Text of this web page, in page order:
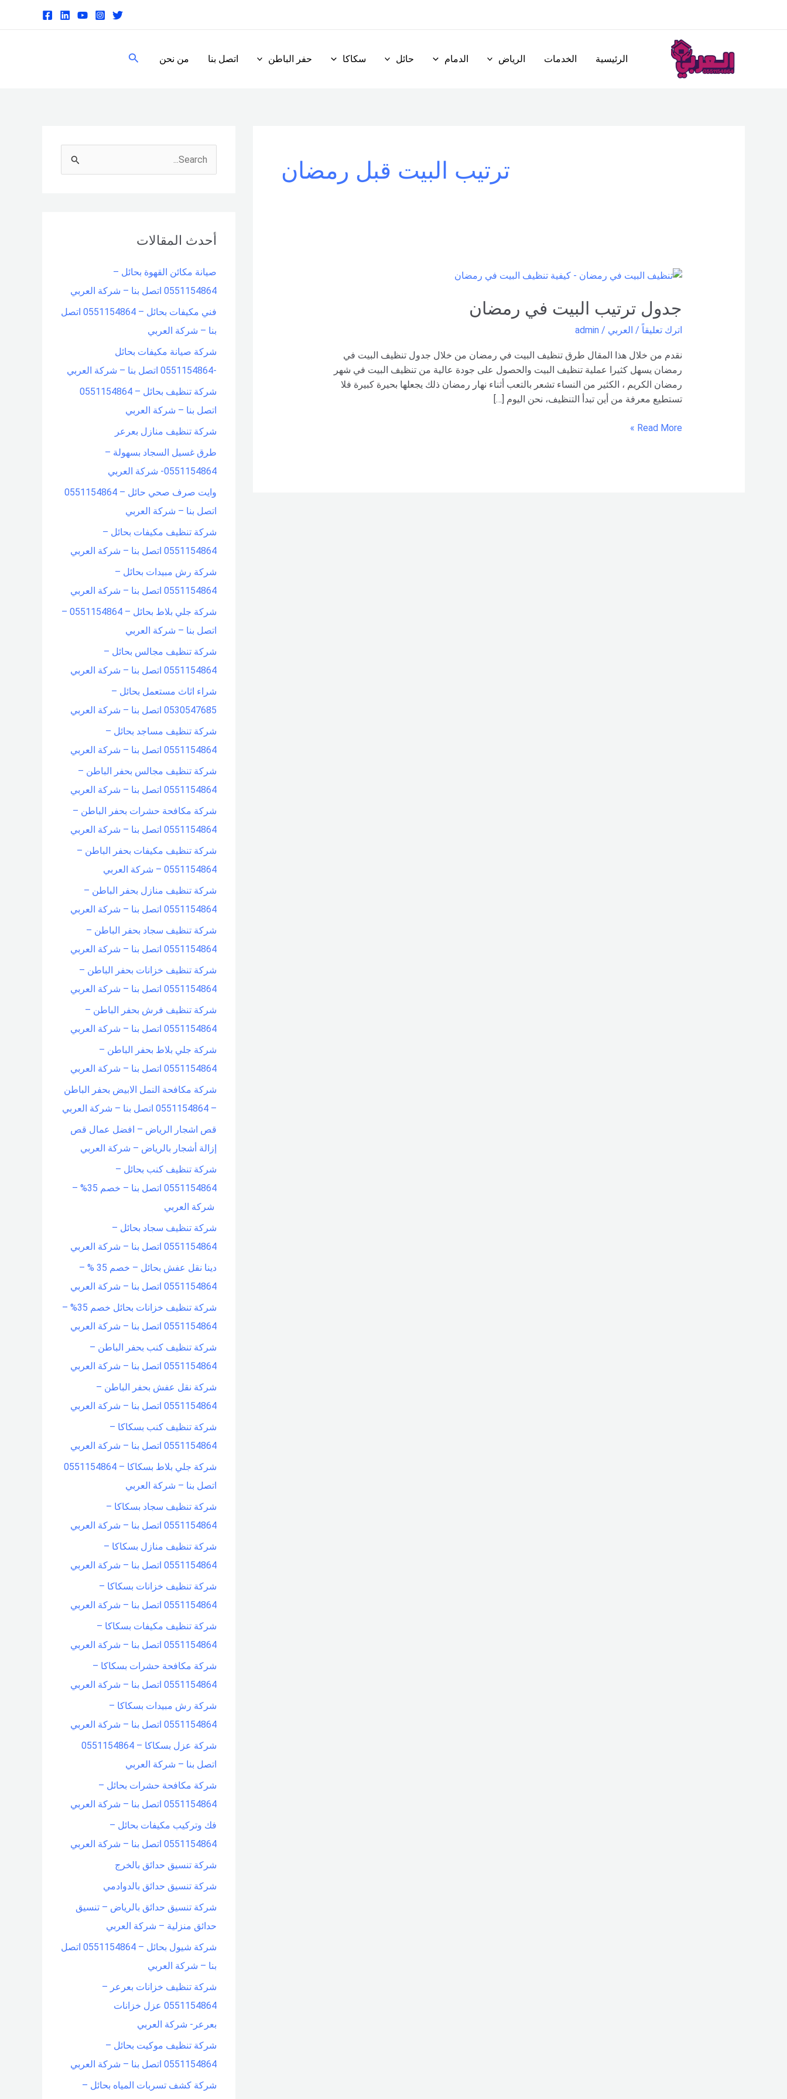
الرئيسية الخدمات الرياض الدمام حائل سكاكا حفر الباطن اتصل بنا من نحن البحث
ترتيب البيت قبل رمضان
جدول ترتيب البيت في رمضان
اترك تعليقاً / العربي /
admin
نقدم من خلال هذا المقال طرق تنظيف البيت في رمضان من خلال جدول تنظيف البيت في
رمضان يسهل كثيرا عملية تنظيف البيت والحصول على جودة عالية من تنظيف البيت في شهر
رمضان الكريم ، الكثير من النساء تشعر بالتعب أثناء نهار رمضان ذلك يجعلها بحيرة كبيرة فلا
تستطيع معرفة من أين تبدأ التنظيف، نحن اليوم […]
جدول
في
رمضان
Read More »
c
f
o
r
:
أحدث المقالات
صيانة مكائن القهوة بحائل –
0551154864 اتصل بنا – شركة العربي
فني مكيفات بحائل – 0551154864 اتصل
بنا – شركة العربي
شركة صيانة مكيفات بحائل
-0551154864 اتصل بنا – شركة العربي
شركة تنظيف بحائل – 0551154864
اتصل بنا – شركة العربي
شركة تنظيف منازل بعرعر
طرق غسيل السجاد بسهولة –
0551154864- شركة العربي
وايت صرف صحي حائل – 0551154864
اتصل بنا – شركة العربي
شركة تنظيف مكيفات بحائل –
0551154864 اتصل بنا – شركة العربي
شركة رش مبيدات بحائل –
0551154864 اتصل بنا – شركة العربي
شركة جلي بلاط بحائل – 0551154864 –
اتصل بنا – شركة العربي
شركة تنظيف مجالس بحائل –
0551154864 اتصل بنا – شركة العربي
شراء اثاث مستعمل بحائل –
0530547685 اتصل بنا – شركة العربي
شركة تنظيف مساجد بحائل –
0551154864 اتصل بنا – شركة العربي
شركة تنظيف مجالس بحفر الباطن –
0551154864 اتصل بنا – شركة العربي
شركة مكافحة حشرات بحفر الباطن –
0551154864 اتصل بنا – شركة العربي
شركة تنظيف مكيفات بحفر الباطن –
0551154864 – شركة العربي
شركة تنظيف منازل بحفر الباطن –
0551154864 اتصل بنا – شركة العربي
شركة تنظيف سجاد بحفر الباطن –
0551154864 اتصل بنا – شركة العربي
شركة تنظيف خزانات بحفر الباطن –
0551154864 اتصل بنا – شركة العربي
شركة تنظيف فرش بحفر الباطن –
0551154864 اتصل بنا – شركة العربي
شركة جلي بلاط بحفر الباطن –
0551154864 اتصل بنا – شركة العربي
شركة مكافحة النمل الابيض بحفر الباطن
– 0551154864 اتصل بنا – شركة العربي
قص اشجار الرياض – افضل عمال قص
إزالة أشجار بالرياض – شركة العربي
شركة تنظيف كنب بحائل –
0551154864 اتصل بنا – خصم 35% –
شركة العربي
شركة تنظيف سجاد بحائل –
0551154864 اتصل بنا – شركة العربي
دينا نقل عفش بحائل – خصم 35 % –
0551154864 اتصل بنا – شركة العربي
شركة تنظيف خزانات بحائل خصم 35% –
0551154864 اتصل بنا – شركة العربي
شركة تنظيف كنب بحفر الباطن –
0551154864 اتصل بنا – شركة العربي
شركة نقل عفش بحفر الباطن –
0551154864 اتصل بنا – شركة العربي
شركة تنظيف كنب بسكاكا –
0551154864 اتصل بنا – شركة العربي
شركة جلي بلاط بسكاكا – 0551154864
اتصل بنا – شركة العربي
شركة تنظيف سجاد بسكاكا –
0551154864 اتصل بنا – شركة العربي
شركة تنظيف منازل بسكاكا –
0551154864 اتصل بنا – شركة العربي
شركة تنظيف خزانات بسكاكا –
0551154864 اتصل بنا – شركة العربي
شركة تنظيف مكيفات بسكاكا –
0551154864 اتصل بنا – شركة العربي
شركة مكافحة حشرات بسكاكا –
0551154864 اتصل بنا – شركة العربي
شركة رش مبيدات بسكاكا –
0551154864 اتصل بنا – شركة العربي
شركة عزل بسكاكا – 0551154864
اتصل بنا – شركة العربي
شركة مكافحة حشرات بحائل –
0551154864 اتصل بنا – شركة العربي
فك وتركيب مكيفات بحائل –
0551154864 اتصل بنا – شركة العربي
شركة تنسيق حدائق بالخرج
شركة تنسيق حدائق بالدوادمي
شركة تنسيق حدائق بالرياض – تنسيق
حدائق منزلية – شركة العربي
شركة شيول بحائل – 0551154864 اتصل
بنا – شركة العربي
شركة تنظيف خزانات بعرعر –
0551154864 عزل خزانات
بعرعر- شركة العربي
شركة تنظيف موكيت بحائل –
0551154864 اتصل بنا – شركة العربي
شركة كشف تسربات المياه بحائل –